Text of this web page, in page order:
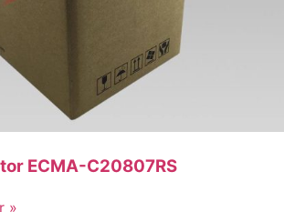
ECMA-C20807RS
»